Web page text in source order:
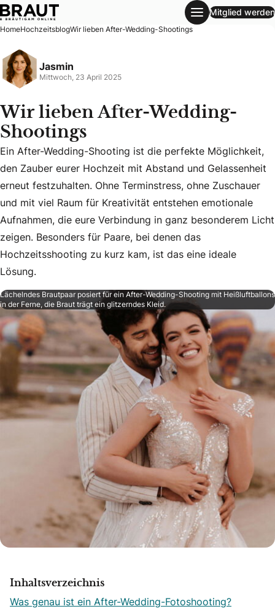
Wir lieben After-Wedding-Shootings
Mitglied werden
HomeHochzeitsblogWir lieben After-Wedding-Shootings
Jasmin
Mittwoch, 23 April 2025
Wir lieben After-Wedding-
Shootings
Ein After-Wedding-Shooting ist die perfekte Möglichkeit,
Ein After-Wedding-Shooting ist die perfekte Möglichkeit,
den Zauber eurer Hochzeit mit Abstand und Gelassenheit
erneut festzuhalten. Ohne Terminstress, ohne Zuschauer
und mit viel Raum für Kreativität entstehen emotionale
Aufnahmen, die eure Verbindung in ganz besonderem Licht
zeigen. Besonders für Paare, bei denen das
Hochzeitsshooting zu kurz kam, ist das eine ideale
Lösung.
Lächelndes Brautpaar posiert für ein After-Wedding-Shooting mit Heißluftballons
in der Ferne, die Braut trägt ein glitzerndes Kleid.
Inhaltsverzeichnis
Was genau ist ein After-Wedding-Fotoshooting?